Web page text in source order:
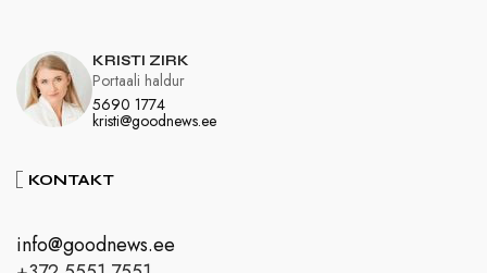
KRISTI ZIRK
5690 1774
kristi@goodnews.ee
Portaali haldur
KONTAKT
info@goodnews.ee